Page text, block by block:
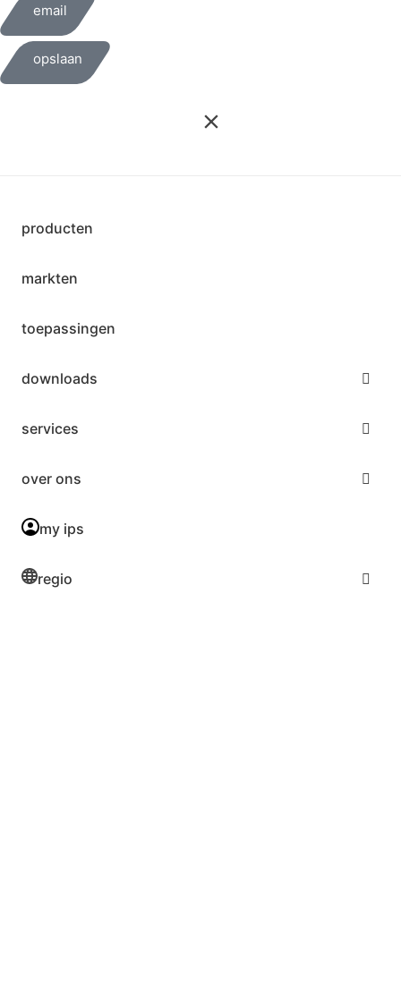
email
opslaan
producten
markten
toepassingen
downloads
services
over ons
my ips
regio